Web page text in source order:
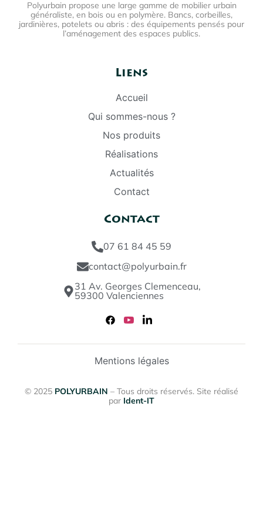
Polyurbain propose une large gamme de mobilier urbain
généraliste, en bois ou en polymère. Bancs, corbeilles,
jardinières, potelets ou abris : des équipements pensés pour
l’aménagement des espaces publics.
Liens
Accueil
Qui sommes-nous ?
Nos produits
Réalisations
Actualités
Contact
Contact
07 61 84 45 59
contact@polyurbain.fr
31 Av. Georges Clemenceau,
59300 Valenciennes
© 2025 POLYURBAIN – Tous droits réservés. Site réalisé
par Ident-IT
Mentions légales